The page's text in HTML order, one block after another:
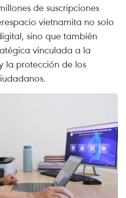
de suscripciones
vietnamita no solo
sino que también
vinculada a la
la protección de los